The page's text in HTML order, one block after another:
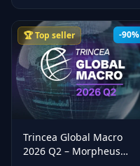
Pnl
Poker
Psicologia
Ristorazione
Salute
Sanita
Scommesse Sportive
-90%
🏆 Top seller
Trincea Global Macro
2026 Q2 – Morpheus